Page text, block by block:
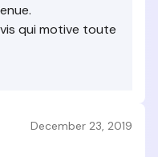
qui motive toute
December 23, 2019